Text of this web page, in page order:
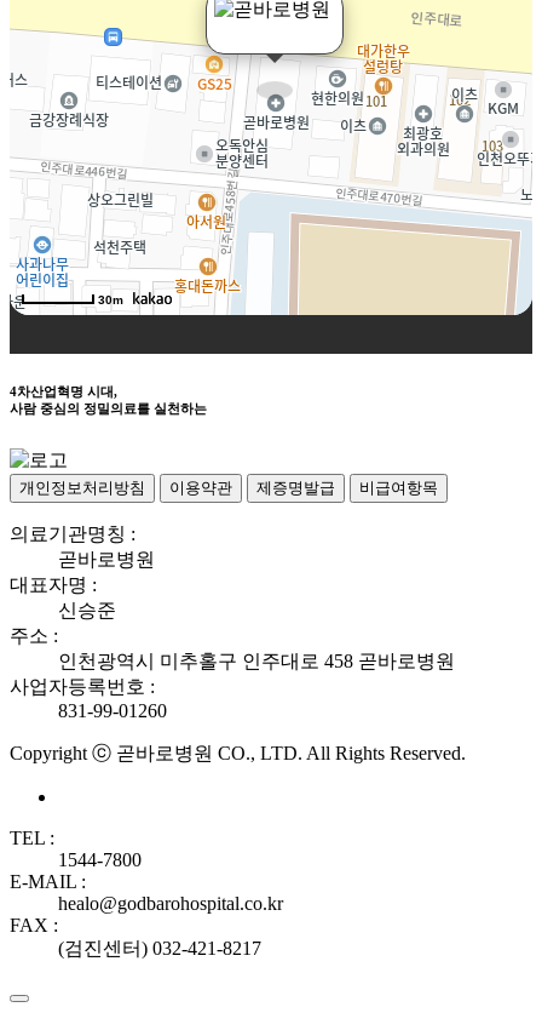
30m
4차산업혁명 시대,
사람 중심의 정밀의료를 실천하는
개인정보처리방침 이용약관 제증명발급 비급여항목
의료기관명칭 :
곧바로병원
대표자명 :
신승준
주소 :
인천광역시 미추홀구 인주대로 458 곧바로병원
사업자등록번호 :
831-99-01260
Copyright ⓒ 곧바로병원 CO., LTD. All Rights Reserved.
TEL :
1544-7800
E-MAIL :
healo@godbarohospital.co.kr
FAX :
(검진센터) 032-421-8217